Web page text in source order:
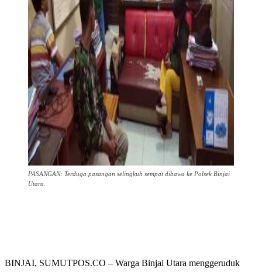
PASANGAN: Terduga pasangan selingkuh sempat dibawa ke Polsek Binjai
Utara.
BINJAI, SUMUTPOS.CO – Warga Binjai Utara menggeruduk